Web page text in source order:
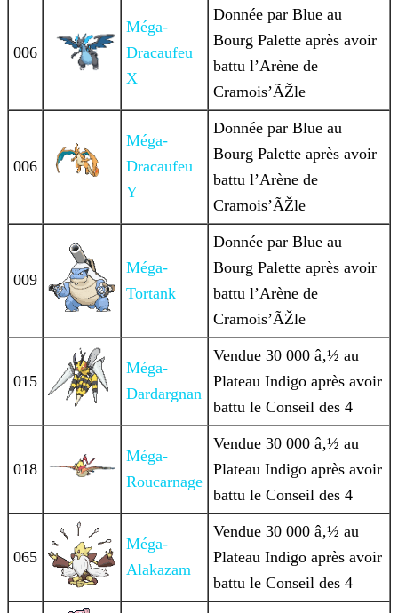
006
Méga-
Dracaufeu
X
Donnée par Blue au
Bourg Palette après avoir
battu l’Arène de
Cramois’ÃŽle
006
Méga-
Dracaufeu
Y
Donnée par Blue au
Bourg Palette après avoir
battu l’Arène de
Cramois’ÃŽle
009
Méga-
Tortank
Donnée par Blue au
Bourg Palette après avoir
battu l’Arène de
Cramois’ÃŽle
015
Méga-
Dardargnan
Vendue 30 000 â‚½ au
Plateau Indigo après avoir
battu le Conseil des 4
018
Méga-
Roucarnage
Vendue 30 000 â‚½ au
Plateau Indigo après avoir
battu le Conseil des 4
065
Méga-
Alakazam
Vendue 30 000 â‚½ au
Plateau Indigo après avoir
battu le Conseil des 4